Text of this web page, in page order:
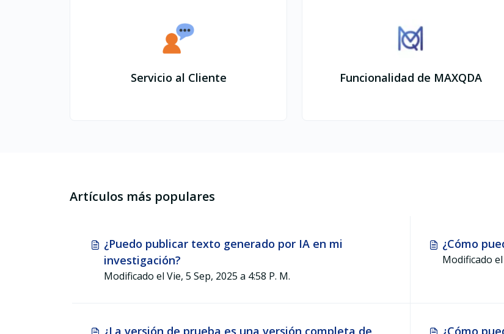
Servicio al Cliente Funcionalidad de MAXQDA
Artículos más populares
¿Puedo publicar texto generado por IA en mi
investigación?
Modificado el Vie, 5 Sep, 2025 a 4:58 P. M.
¿Cómo
¿La versión de prueba es una versión completa de ¿Cómo